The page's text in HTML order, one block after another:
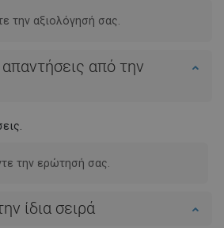
την αξιολόγησή σας.
από την
την ερώτησή σας.
ίδια σειρά